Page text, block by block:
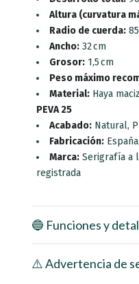
Altura (curvatura
Radio de cuerda:
Ancho: 32 cm
Grosor: 1,5 cm
Peso máximo
Material: Haya
PEVA 25
Acabado: Natural,
Fabricación:
Marca: Serigrafía a
registrada
🔵 Funciones y
⚠️ Advertencia de